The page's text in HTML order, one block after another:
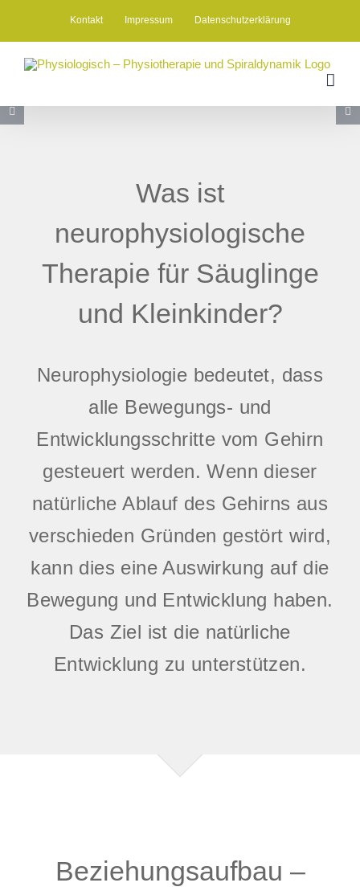
springen
Kontakt Impressum Datenschutzerklärung
Was ist
neurophysiologische
Therapie für Säuglinge
und Kleinkinder?
Neurophysiologie bedeutet, dass
alle Bewegungs- und
Entwicklungsschritte vom Gehirn
gesteuert werden. Wenn dieser
natürliche Ablauf des Gehirns aus
verschieden Gründen gestört wird,
kann dies eine Auswirkung auf die
Bewegung und Entwicklung haben.
Das Ziel ist die natürliche
Entwicklung zu unterstützen.
Beziehungsaufbau –